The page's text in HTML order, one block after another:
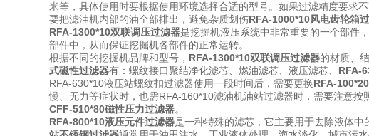
米等，具体使用时要根据使用环境选择合适的型号。如果过滤精度要求
要把滤油机内部的油全部排出，避免杂质划伤RFA-1000*10风电齿轮箱
RFA-1300*10双联调压过滤器是挖掘机液压系统中非常重要的一个部件
部件中，从而保证挖掘机各部件的正常运转。
根据不同的挖掘机品牌和型号， RFA-1300*10双联调压过滤器的材质、
式磁性过滤器有：螺纹接口聚结净化滤芯、燃油滤芯、液压滤芯、 RFA-
RFA-630*10液压站螺纹扣过滤器使用一段时间后，需要更换RFA-
慢、无力等症状时，也需RFA-160*10滤油机油站过滤器时，需要注意按
CFF-510*80磁性压力过滤器。
RFA-800*10液压元件过滤器是一种特殊的滤芯，它主要用于去除液体